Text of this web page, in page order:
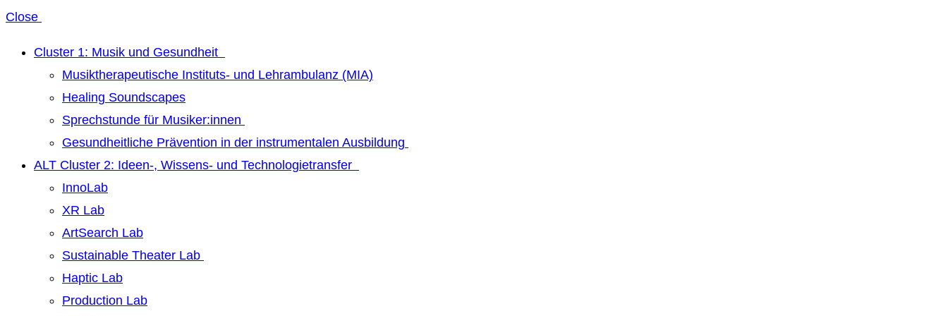
Close
Cluster 1: Musik und Gesundheit
Musiktherapeutische Instituts- und Lehrambulanz (MIA)
Healing Soundscapes
Sprechstunde für Musiker:innen
Gesundheitliche Prävention in der instrumentalen Ausbildung
ALT Cluster 2: Ideen-, Wissens- und Technologietransfer
InnoLab
XR Lab
ArtSearch Lab
Sustainable Theater Lab
Haptic Lab
Production Lab